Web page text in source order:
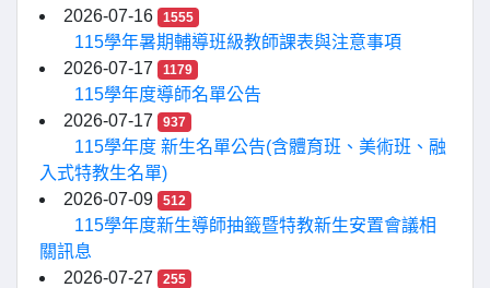
2026-07-16
1555
115學年暑期輔導班級教師課表與注意事項
2026-07-17
1179
115學年度導師名單公告
2026-07-17
937
115學年度 新生名單公告(含體育班、美術班、融
入式特教生名單)
2026-07-09
512
115學年度新生導師抽籤暨特教新生安置會議相
關訊息
2026-07-27
255